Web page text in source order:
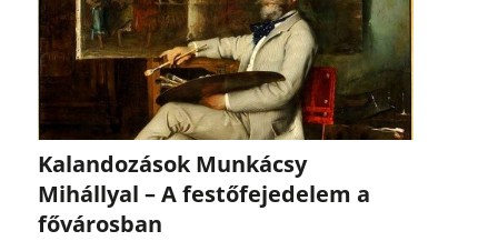
Kalandozások Munkácsy
Mihállyal – A festőfejedelem a
fővárosban